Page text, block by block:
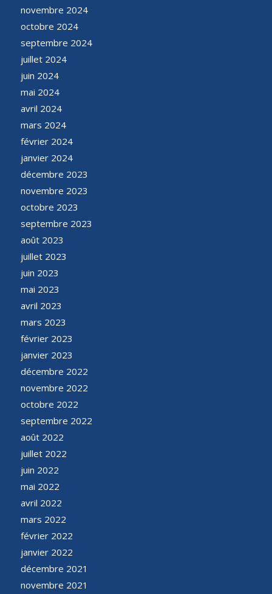
novembre 2024
octobre 2024
septembre 2024
juillet 2024
juin 2024
mai 2024
avril 2024
mars 2024
février 2024
janvier 2024
décembre 2023
novembre 2023
octobre 2023
septembre 2023
août 2023
juillet 2023
juin 2023
mai 2023
avril 2023
mars 2023
février 2023
janvier 2023
décembre 2022
novembre 2022
octobre 2022
septembre 2022
août 2022
juillet 2022
juin 2022
mai 2022
avril 2022
mars 2022
février 2022
janvier 2022
décembre 2021
novembre 2021